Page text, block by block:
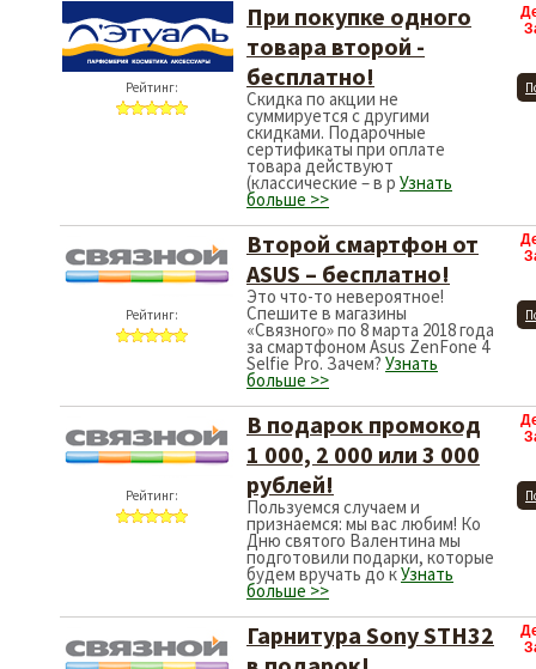
Рейтинг:
При покупке одного
товара второй -
бесплатно!
Скидка по акции не
суммируется с другими
скидками. Подарочные
сертификаты при оплате
товара действуют
(классические – в р Узнать
больше >>
Рейтинг:
Второй смартфон от
ASUS – бесплатно!
Это что-то невероятное!
Спешите в магазины
«Связного» по 8 марта 2018 года
за смартфоном Asus ZenFone 4
Selfie Pro. Зачем? Узнать
больше >>
Рейтинг:
В подарок промокод
1 000, 2 000 или 3 000
рублей!
Пользуемся случаем и
признаемся: мы вас любим! Ко
Дню святого Валентина мы
подготовили подарки, которые
будем вручать до кУзнать
больше >>
Гарнитура Sony STH32